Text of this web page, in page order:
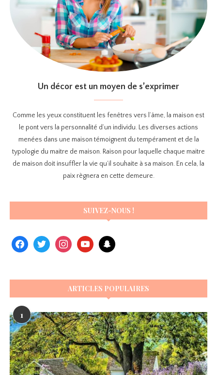
Un décor est un moyen de s’exprimer
Comme les yeux constituent les fenêtres vers l’âme, la maison est
le pont vers la personnalité d’un individu. Les diverses actions
menées dans une maison témoignent du tempérament et de la
typologie du maitre de maison. Raison pour laquelle chaque maitre
de maison doit insuffler la vie qu’il souhaite à sa maison. En cela, la
paix règnera en cette demeure.
SUIVEZ-NOUS !
ARTICLES POPULAIRES
1